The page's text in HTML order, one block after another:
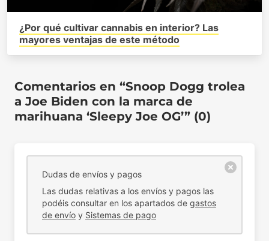
¿Por qué cultivar cannabis en interior? Las
mayores ventajas de este método
Comentarios en “Snoop Dogg trolea
a Joe Biden con la marca de
marihuana ‘Sleepy Joe OG’” (0)
Dudas de envíos y pagos
Las dudas relativas a los envíos y pagos las
podéis consultar en los apartados de gastos
de envío y Sistemas de pago